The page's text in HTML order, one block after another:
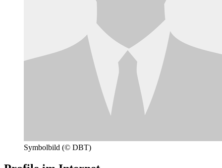
Symbolbild (© DBT)